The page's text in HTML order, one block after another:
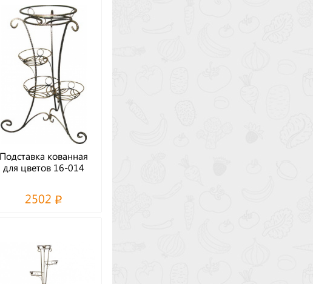
Подставка кованная
для цветов 16-014
2502